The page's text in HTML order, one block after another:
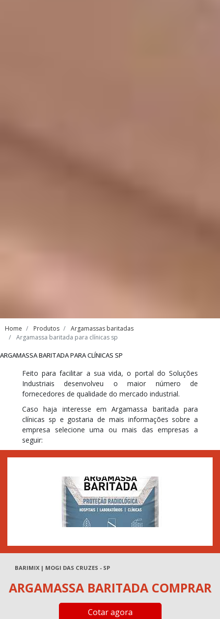
Home Produtos
Argamassas baritadas
Argamassa baritada para clínicas sp
ARGAMASSA BARITADA PARA CLÍNICAS SP
Feito para facilitar a sua vida, o portal do Soluções
Industriais desenvolveu o maior número de
fornecedores de qualidade do mercado industrial.
Caso haja interesse em Argamassa baritada para
clínicas sp e gostaria de mais informações sobre a
empresa selecione uma ou mais das empresas a
seguir:
BARIMIX | MOGI DAS CRUZES - SP
ARGAMASSA BARITADA COMPRAR
Cotar agora